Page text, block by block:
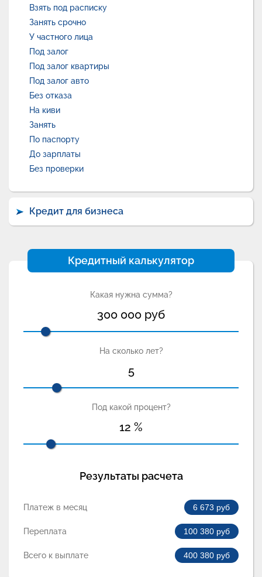
Взять под расписку
Занять срочно
У частного лица
Под залог
Под залог квартиры
Под залог авто
Без отказа
На киви
Занять
По паспорту
До зарплаты
Без проверки
Кредит для бизнеса
Кредитный калькулятор
Какая нужна сумма?
300 000 руб
На сколько лет?
5
Под какой процент?
12 %
Результаты расчета
Платеж в месяц 6 673 руб
Переплата 100 380 руб
Всего к выплате 400 380 руб